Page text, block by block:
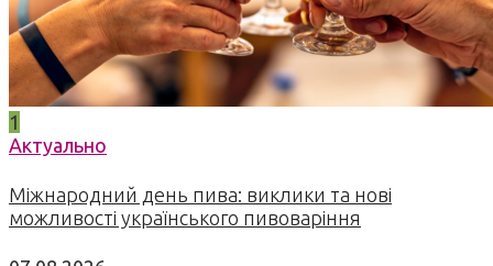
1
Актуально
Міжнародний день пива: виклики та нові
можливості українського пивоваріння